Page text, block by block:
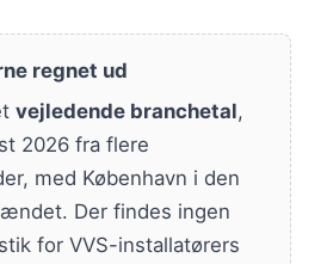
regnet ud
vejledende branchetal,
2026 fra flere
med København i den
Der findes ingen
for VVS-installatørers